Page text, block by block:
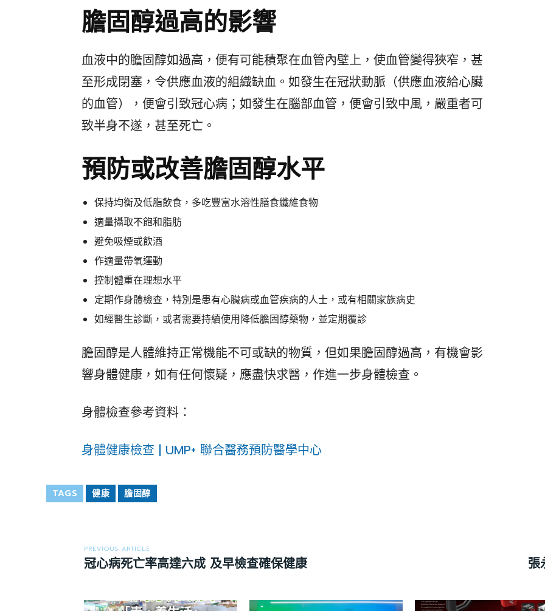
膽固醇過高的影響
血液中的膽固醇如過高，便有可能積聚在血管內壁上，使血管變得狹窄，甚
至形成閉塞，令供應血液的組織缺血。如發生在冠狀動脈（供應血液給心臟
的血管），便會引致冠心病；如發生在腦部血管，便會引致中風，嚴重者可
致半身不遂，甚至死亡。
預防或改善膽固醇水平
保持均衡及低脂飲食，多吃豐富水溶性膳食纖維食物
適量攝取不飽和脂肪
避免吸煙或飲酒
作適量帶氧運動
控制體重在理想水平
定期作身體檢查，特別是患有心臟病或血管疾病的人士，或有相關家族病史
如經醫生診斷，或者需要持續使用降低膽固醇藥物，並定期覆診
膽固醇是人體維持正常機能不可或缺的物質，但如果膽固醇過高，有機會影
響身體健康，如有任何懷疑，應盡快求醫，作進一步身體檢查。
身體檢查參考資料：
身體健康檢查 | UMP+ 聯合醫務預防醫學中心
TAGS 健康 膽固醇
PREVIOUS ARTICLE
冠心病死亡率高達六成 及早檢查確保健康 張